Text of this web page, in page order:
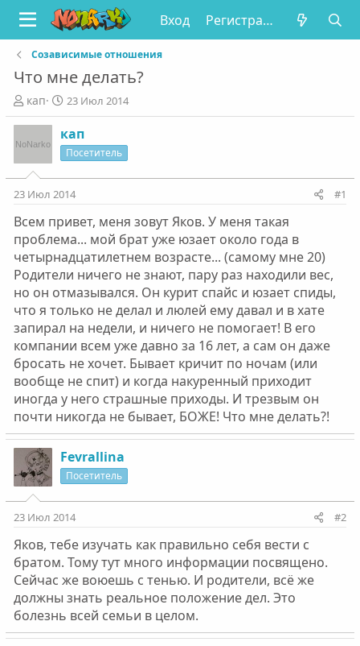
Вход Регистрация
Созависимые отношения
Что мне делать?
А
в
т
о
р
т
е
ы
кап
Д
а
т
а
н
а
ч
л
а
23 Июл 2014
кап
Посетитель
23 Июл 2014 #1
Всем привет, меня зовут Яков. У меня такая
проблема... мой брат уже юзает около года в
четырнадцатилетнем возрасте... (самому мне 20)
Родители ничего не знают, пару раз находили вес,
но он отмазывался. Он курит спайс и юзает спиды,
что я только не делал и люлей ему давал и в хате
запирал на недели, и ничего не помогает! В его
компании всем уже давно за 16 лет, а сам он даже
бросать не хочет. Бывает кричит по ночам (или
вообще не спит) и когда накуренный приходит
иногда у него страшные приходы. И трезвым он
почти никогда не бывает, БОЖЕ! Что мне делать?!
Fevrallina
Посетитель
23 Июл 2014 #2
Яков, тебе изучать как правильно себя вести с
братом. Тому тут много информации посвящено.
Сейчас же воюешь с тенью. И родители, всё же
должны знать реальное положение дел. Это
болезнь всей семьи в целом.